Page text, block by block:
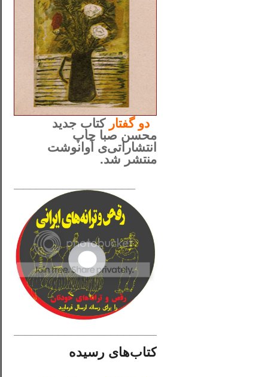
دوگفتار کتاب جدید
محسن صبا چاپ
انتشاراتی‌ی آوانوشت
منتشر شد.
کتاب‌های رسیده